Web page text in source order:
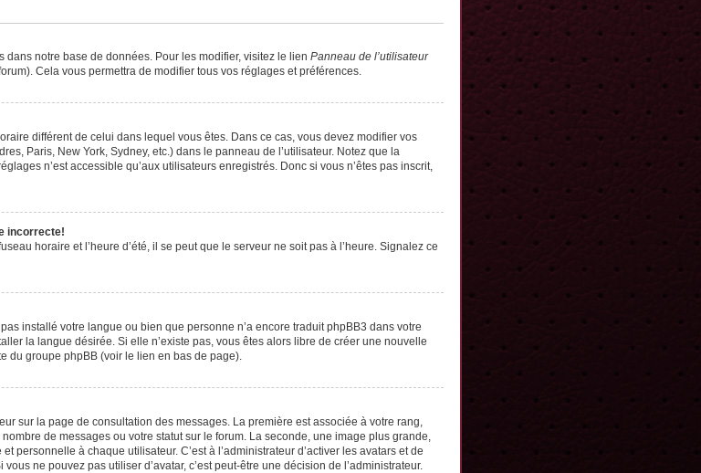
notre base de données. Pour les modifier, visitez le lien Panneau de l’utilisateur
Cela vous permettra de modifier tous vos réglages et préférences.
différent de celui dans lequel vous êtes. Dans ce cas, vous devez modifier vos
Paris, New York, Sydney, etc.) dans le panneau de l’utilisateur. Notez que la
n’est accessible qu’aux utilisateurs enregistrés. Donc si vous n’êtes pas inscrit,
incorrecte!
horaire et l’heure d’été, il se peut que le serveur ne soit pas à l’heure. Signalez ce
installé votre langue ou bien que personne n’a encore traduit phpBB3 dans votre
la langue désirée. Si elle n’existe pas, vous êtes alors libre de créer une nouvelle
du groupe phpBB (voir le lien en bas de page).
sur la page de consultation des messages. La première est associée à votre rang,
de messages ou votre statut sur le forum. La seconde, une image plus grande,
personnelle à chaque utilisateur. C’est à l’administrateur d’activer les avatars et de
ne pouvez pas utiliser d’avatar, c’est peut-être une décision de l’administrateur.